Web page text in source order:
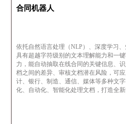
合同机器人
依托自然语言处理（NLP）、深度学习
具有超越字符级别的文本理解能力和一
力，能自动抽取在线合同的关键信息、
档之间的差异、审核文档潜在风险，可
计、银行、制造、通信、媒体等多种文
化、自动化、智能化处理文档，打造全